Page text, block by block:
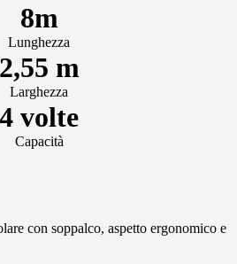
8m
Lunghezza
2,55 m
Larghezza
4 volte
Capacità
con soppalco, aspetto ergonomico e